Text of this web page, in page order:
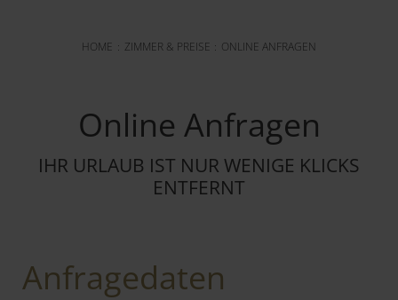
HOME ZIMMER & PREISE ONLINE ANFRAGEN
Online Anfragen
IHR URLAUB IST NUR WENIGE KLICKS
ENTFERNT
Anfragedaten